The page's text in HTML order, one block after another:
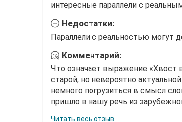
интересные параллели с
Недостатки:
Параллели с реальностью могут
Комментарий:
Что означает выражение «Хвост
старой, но невероятно
немного погрузиться в смысл
пришло в нашу речь из
Читать весь отзыв